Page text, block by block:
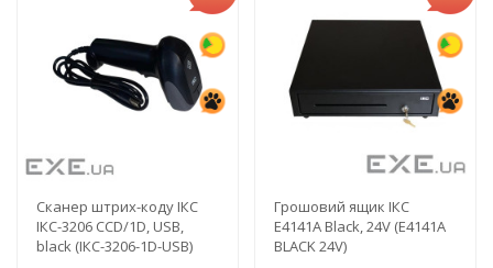
Сканер штрих-коду ІКС
ІКС-3206 CCD/1D, USB,
black (ІКС-3206-1D-USB)
Грошовий ящик ІКС
E4141A Black, 24V (E4141A
BLACK 24V)